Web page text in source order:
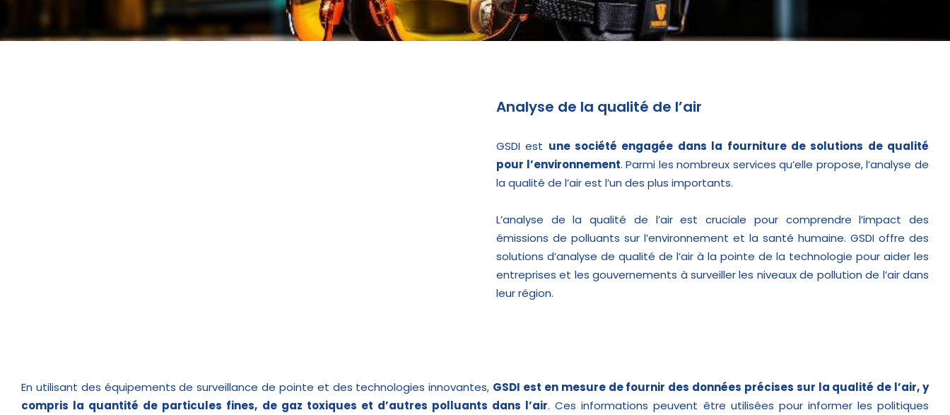
Analyse de la qualité de l’air
GSDI est une société engagée dans la fourniture de solutions de qualité
pour l’environnement. Parmi les nombreux services qu’elle propose, l’analyse de
la qualité de l’air est l’un des plus importants.
L’analyse de la qualité de l’air est cruciale pour comprendre l’impact des
émissions de polluants sur l’environnement et la santé humaine. GSDI offre des
solutions d’analyse de qualité de l’air à la pointe de la technologie pour aider les
entreprises et les gouvernements à surveiller les niveaux de pollution de l’air dans
leur région.
En utilisant des équipements de surveillance de pointe et des technologies innovantes, GSDI est en mesure de fournir des données précises sur la qualité de l’air, y
compris la quantité de particules fines, de gaz toxiques et d’autres polluants dans l’air. Ces informations peuvent être utilisées pour informer les politiques